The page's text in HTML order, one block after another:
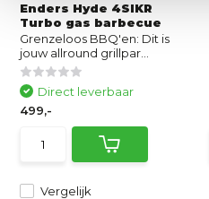
Enders Hyde 4SIKR
Turbo gas barbecue
Grenzeloos BBQ'en: Dit is
jouw allround grillpar...
Vergelijk
Direct leverbaar
499,-